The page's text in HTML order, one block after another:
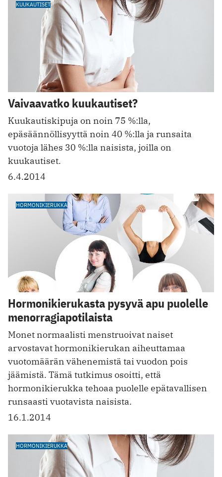
KUUKAUTISET
Vaivaavatko kuukautiset?
Kuukautiskipuja on noin 75 %:lla,
epäsäännöllisyyttä noin 40 %:lla ja runsaita
vuotoja lähes 30 %:lla naisista, joilla on
kuukautiset.
6.4.2014
HORMONIKIERUKKA
Hormonikierukasta pysyvä apu puolelle
menorragiapotilaista
Monet normaalisti menstruoivat naiset
arvostavat hormonikierukan aiheuttamaa
vuotomäärän vähenemistä tai vuodon pois
jäämistä. Tämä tutkimus osoitti, että
hormonikierukka tehoaa puolelle epätavallisen
runsaasti vuotavista naisista.
16.1.2014
HORMONIKIERUKKA